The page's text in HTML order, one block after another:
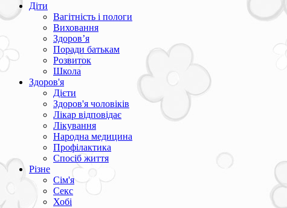
Діти
Вагітність і пологи
Виховання
Здоров’я
Поради батькам
Розвиток
Школа
Здоров'я
Дієти
Здоров'я чоловіків
Лікар відповідає
Лікування
Народна медицина
Профілактика
Спосіб життя
Різне
Сім'я
Секс
Хобі